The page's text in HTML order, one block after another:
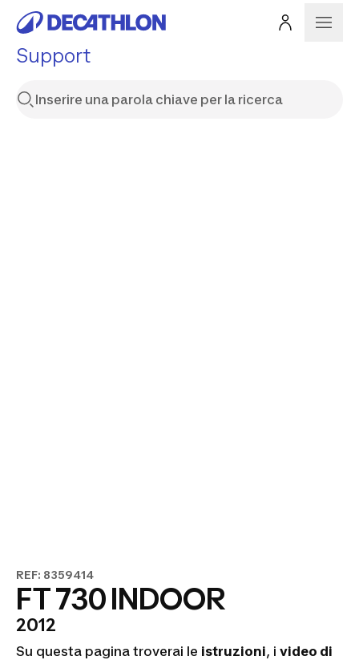
Support
REF: 8359414
FT 730 INDOOR
2012
Su questa pagina troverai le istruzioni, i video di